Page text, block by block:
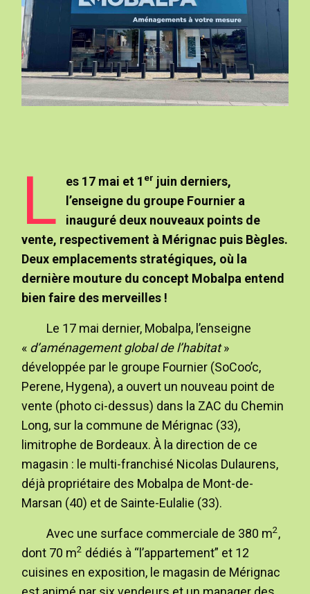
L es 17 mai et 1 er juin derniers,
l’enseigne du groupe Fournier a
inauguré deux nouveaux points de
vente, respectivement à Mérignac puis Bègles.
Deux emplacements stratégiques, où la
dernière mouture du concept Mobalpa entend
bien faire des merveilles !
Le 17 mai dernier, Mobalpa, l’enseigne
« d’aménagement global de l’habitat»
développée par le groupe Fournier (SoCoo’c,
Perene, Hygena), a ouvert un nouveau point de
vente (photo ci-dessus) dans la ZAC du Chemin
Long, sur la commune de Mérignac (33),
limitrophe de Bordeaux. À la direction de ce
magasin : le multi-franchisé Nicolas Dulaurens,
déjà propriétaire des Mobalpa de Mont-de-
Marsan (40) et de Sainte-Eulalie (33).
Avec une surface commerciale de 380 m2,
dont 70 m2 dédiés à “l’appartement” et 12
cuisines en exposition, le magasin de Mérignac